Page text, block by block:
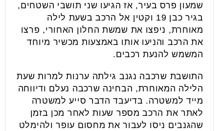
שמעון פרס בעיר, אז הגיעו שני תושבי השטחים,
בגיר כבן 19 וקטין אל הרכב בשעת לילה
מאוחרת, ניפצו את שמשת החלון האחורי, פרצו
את הרכב והניעו אותו באמצעות מכשיר מיוחד
המשמש להנעת רכבים.
התושבת שרכבה נגנב גילתה ערנות למרות שעת
הלילה המאוחרת, הבחינה שרכבה נעלם ודיווחה
מייד למשטרה. בדיעבד הדבר סייע למשטרה
לאתר את הרכב מספר שעות לאחר מכן בזמן
שהגנבים ניסו לעבור את מחסום עופר ולהימלט